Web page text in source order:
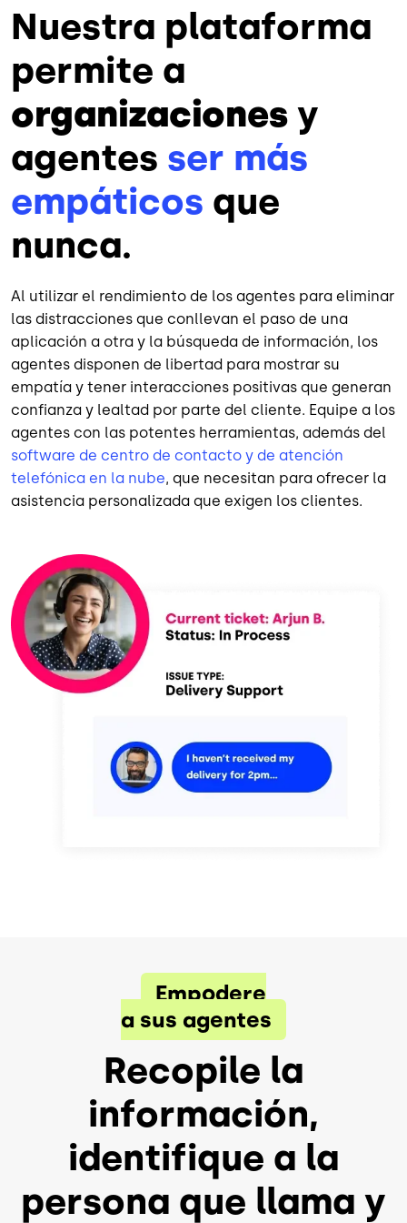
Nuestra plataforma
permite a
organizaciones y
agentes ser más
empáticos que
nunca.
Al utilizar el rendimiento de los agentes para eliminar
las distracciones que conllevan el paso de una
aplicación a otra y la búsqueda de información, los
agentes disponen de libertad para mostrar su
empatía y tener interacciones positivas que generan
confianza y lealtad por parte del cliente. Equipe a los
agentes con las potentes herramientas, además del
software de centro de contacto y de atención
telefónica en la nube, que necesitan para ofrecer la
asistencia personalizada que exigen los clientes.
Imagen
Empodere
a sus agentes
Recopile la
información,
identifique a la
persona que llama y